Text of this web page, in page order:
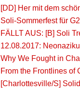
[DD] Her mit dem
Soli-Sommerfest für
FÄLLT AUS: [Β] Soli
12.08.2017:
Why We Fought in
From the Frontlines of
[Charlottesville/S]